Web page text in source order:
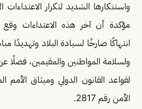
واستنكارها الشديد لتكرار الاعتداءات
مؤكدة أن آخر هذه الاعتداءات وقع
انتهاكًا صارخًا لسيادة البلاد وتهديدًا
ولسلامة المواطنين والمقيمين، فضلًا
لقواعد القانون الدولي وميثاق
الأمن رقم 2817.